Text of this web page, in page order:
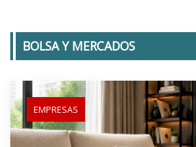
BOLSA Y MERCADOS
EMPRESAS